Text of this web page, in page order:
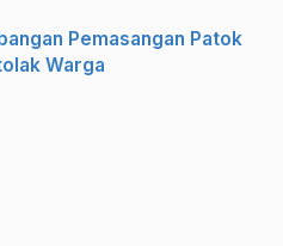
Pemasangan Patok
Warga